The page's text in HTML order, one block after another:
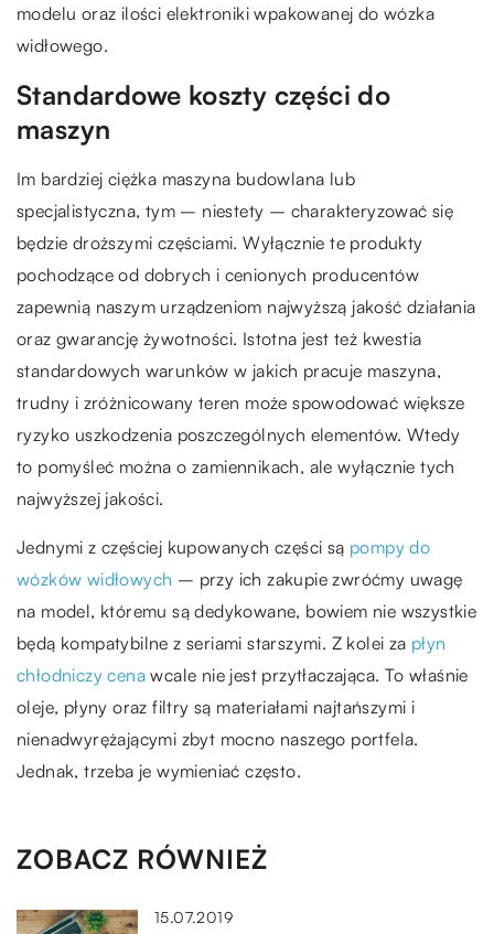
modelu oraz ilości elektroniki wpakowanej do wózka
widłowego.
Standardowe koszty części do
maszyn
Im bardziej ciężka maszyna budowlana lub
specjalistyczna, tym – niestety – charakteryzować się
będzie droższymi częściami. Wyłącznie te produkty
pochodzące od dobrych i cenionych producentów
zapewnią naszym urządzeniom najwyższą jakość działania
oraz gwarancję żywotności. Istotna jest też kwestia
standardowych warunków w jakich pracuje maszyna,
trudny i zróżnicowany teren może spowodować większe
ryzyko uszkodzenia poszczególnych elementów. Wtedy
to pomyśleć można o zamiennikach, ale wyłącznie tych
najwyższej jakości.
Jednymi z częściej kupowanych części są pompy do
wózków widłowych – przy ich zakupie zwróćmy uwagę
na model, któremu są dedykowane, bowiem nie wszystkie
będą kompatybilne z seriami starszymi. Z kolei za płyn
chłodniczy cena wcale nie jest przytłaczająca. To właśnie
oleje, płyny oraz filtry są materiałami najtańszymi i
nienadwyrężającymi zbyt mocno naszego portfela.
Jednak, trzeba je wymieniać często.
ZOBACZ RÓWNIEŻ
15.07.2019